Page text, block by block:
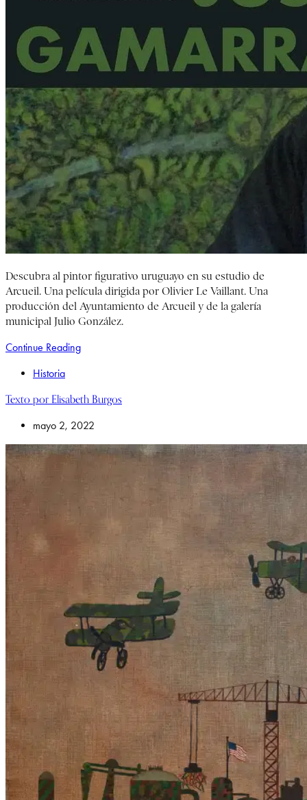
Descubra al pintor figurativo uruguayo en su estudio de
Arcueil. Una película dirigida por Olivier Le Vaillant. Una
producción del Ayuntamiento de Arcueil y de la galería
municipal Julio González.
Continue Reading
Historia
Texto por Elisabeth Burgos
mayo 2, 2022